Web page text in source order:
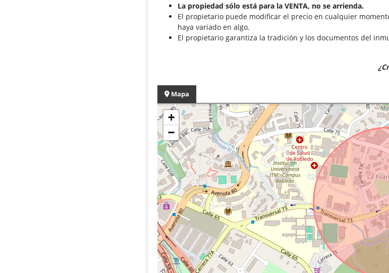
La propiedad sólo está para la VENTA, no se arrienda.
El propietario puede modificar el precio en cualquier
haya variado en algo.
El propietario garantiza la tradición y los documentos del
Mapa
+
−